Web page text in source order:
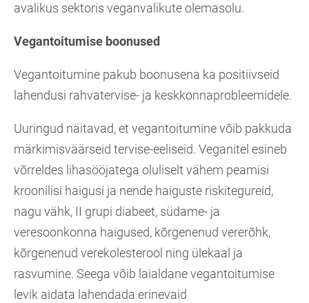
avalikus sektoris veganvalikute olemasolu.
Vegantoitumise boonused
Vegantoitumine pakub boonusena ka positiivseid
lahendusi rahvatervise- ja keskkonnaprobleemidele.
Uuringud näitavad, et vegantoitumine võib pakkuda
märkimisväärseid tervise-eeliseid. Veganitel esineb
võrreldes lihasööjatega oluliselt vähem peamisi
kroonilisi haigusi ja nende haiguste riskitegureid,
nagu vähk, II grupi diabeet, südame- ja
veresoonkonna haigused, kõrgenenud vererõhk,
kõrgenenud verekolesterool ning ülekaal ja
rasvumine. Seega võib laialdane vegantoitumise
levik aidata lahendada erinevaid